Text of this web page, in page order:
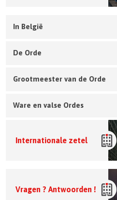
In België
De Orde
Grootmeester van de Orde
Ware en valse Ordes
Internationale zetel
Vragen ? Antwoorden !